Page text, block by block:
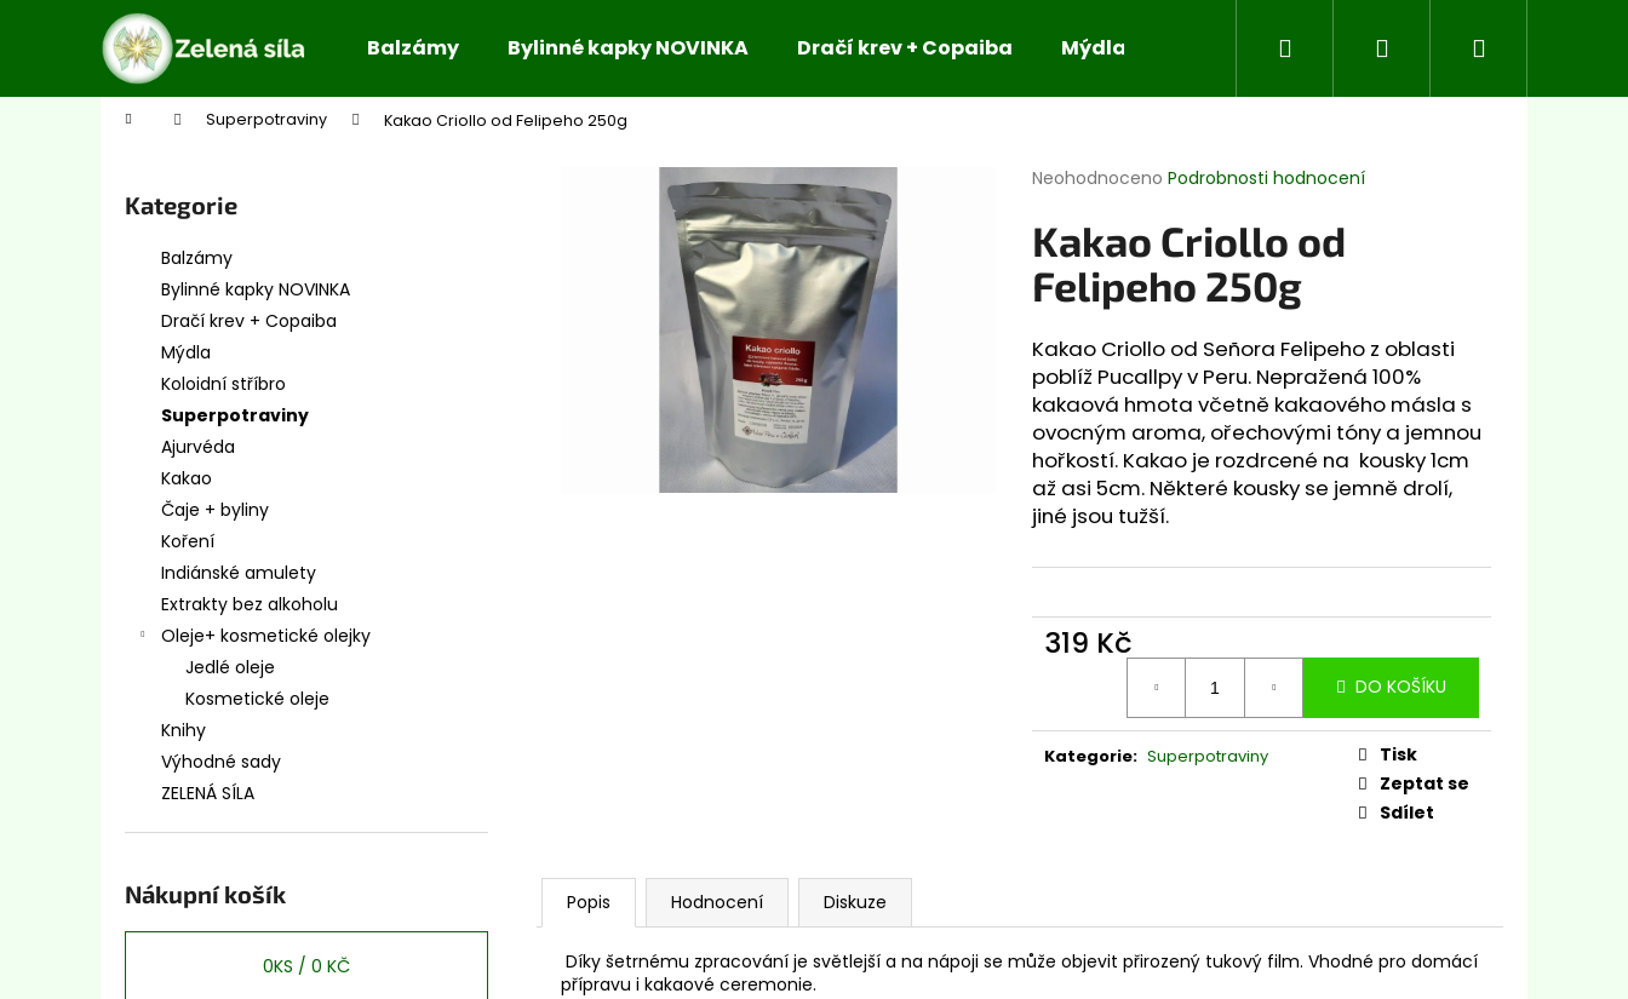
Balzámy Bylinné kapky NOVINKA Dračí krev + Copaiba Mýdla Koloidní stříbro Superpotraviny
Hledat PřihlášeníNákupní
Domů Superpotraviny Kakao Criollo od Felipeho 250g
Přeskočit
kategorie
Kategorie
Balzámy
Bylinné kapky NOVINKA
Dračí krev + Copaiba
Mýdla
Koloidní stříbro
Superpotraviny
Ajurvéda
Kakao
Čaje + byliny
Koření
Indiánské amulety
Extrakty bez alkoholu
Oleje+ kosmetické olejky
Jedlé oleje
Kosmetické oleje
Knihy
Výhodné sady
ZELENÁ SÍLA
Nákupní košík
0KS / 0 KČ
Průměrné
produktu
je
0,0
z
hvězdiček.
Neohodnoceno Podrobnosti hodnocení
Kakao Criollo od
Felipeho 250g
Kakao Criollo od Señora Felipeho z oblasti
poblíž Pucallpy v Peru. Nepražená 100%
kakaová hmota včetně kakaového másla s
ovocným aroma, ořechovými tóny a jemnou
hořkostí. Kakao je rozdrcené na kousky 1cm
až asi 5cm. Některé kousky se jemně drolí,
jiné jsou tužší.
319 Kč
DO KOŠÍKU
Kategorie: Superpotraviny
Tisk
Zeptat se
Sdílet
Popis Hodnocení Diskuze
Díky šetrnému zpracování je světlejší a na nápoji se může objevit přirozený tukový film. Vhodné pro domácí
přípravu i kakaové ceremonie.
í
Zpět
do
Zpět
do
Co potřebujete najít?
Doporučujeme
Následující
ANDSKÝ KŘÍŽ - CHAKANA BÍLÁ
200 Kč